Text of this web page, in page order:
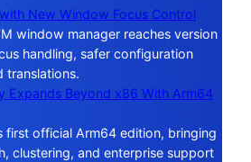
New Window Focus Control
window manager reaches version
handling, safer configuration
translations.
Expands Beyond x86 With Arm64
first official Arm64 edition, bringing
clustering, and enterprise support